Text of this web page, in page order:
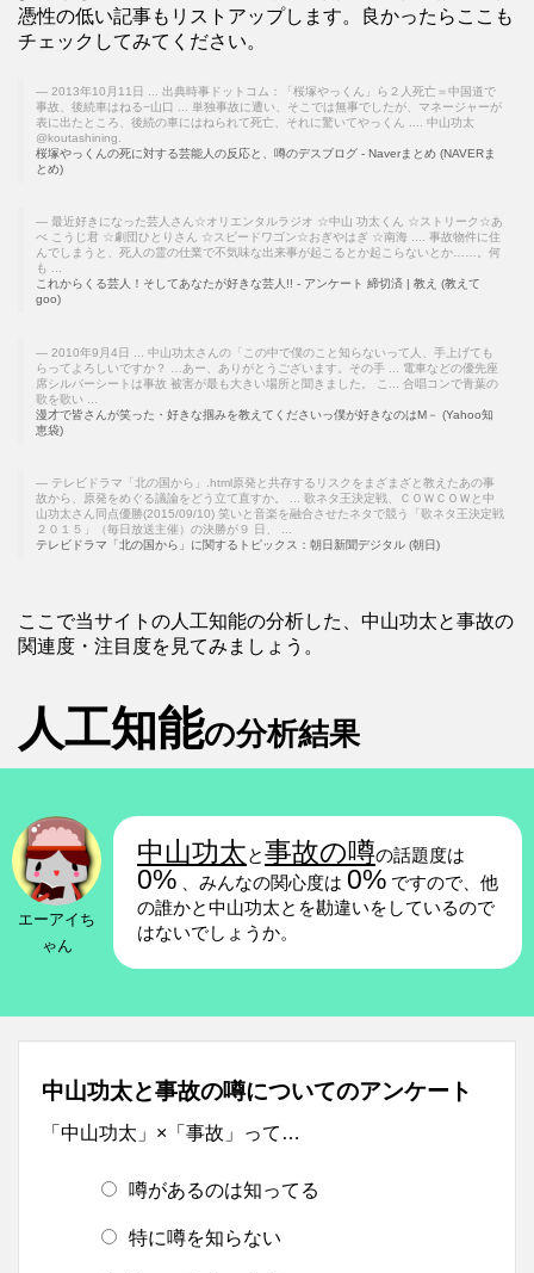
憑性の低い記事もリストアップします。良かったらここも
チェックしてみてください。
2013年10月11日 ... 出典時事ドットコム：「桜塚やっくん」ら２人死亡＝中国道で
事故、後続車はねる−山口 ... 単独事故に遭い、そこでは無事でしたが、マネージャーが
表に出たところ、後続の車にはねられて死亡、それに驚いてやっくん .... 中山功太
@koutashining.
桜塚やっくんの死に対する芸能人の反応と、噂のデスブログ - Naverまとめ (NAVERま
とめ)
最近好きになった芸人さん☆オリエンタルラジオ ☆中山 功太くん ☆ストリーク☆あ
べ こうじ君 ☆劇団ひとりさん ☆スピードワゴン☆おぎやはぎ ☆南海 .... 事故物件に住
んでしまうと、死人の霊の仕業で不気味な出来事が起こるとか起こらないとか……。何
も ...
これからくる芸人！そしてあなたが好きな芸人!! - アンケート 締切済 | 教え (教えて
goo)
2010年9月4日 ... 中山功太さんの「この中で僕のこと知らないって人、手上げても
らってよろしいですか？ …あー、ありがとうございます。その手 ... 電車などの優先座
席シルバーシートは事故 被害が最も大きい場所と聞きました。 こ... 合唱コンで青葉の
歌を歌い ...
漫才で皆さんが笑った・好きな掴みを教えてくださいっ僕が好きなのはM－ (Yahoo知
恵袋)
テレビドラマ「北の国から」.html原発と共存するリスクをまざまざと教えたあの事
故から、原発をめぐる議論をどう立て直すか。 ... 歌ネタ王決定戦、ＣＯＷＣＯＷと中
山功太さん同点優勝(2015/09/10) 笑いと音楽を融合させたネタで競う「歌ネタ王決定戦
２０１５」（毎日放送主催）の決勝が９ 日、 ...
テレビドラマ「北の国から」に関するトピックス：朝日新聞デジタル (朝日)
ここで当サイトの人工知能の分析した、中山功太と事故の
関連度・注目度を見てみましょう。
人工知能の分析結果
エーアイち
ゃん
中山功太と事故の噂の話題度は
0% 、みんなの関心度は 0% ですので、他
の誰かと中山功太とを勘違いをしているので
はないでしょうか。
中山功太と事故の噂についてのアンケート
「中山功太」×「事故」って…
噂があるのは知ってる
特に噂を知らない